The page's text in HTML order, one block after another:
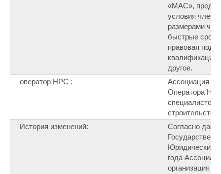
«МАС»,
условия
размерами
быстрые сроки
правовая
квалификации
другое.
оператор НРС :
Ассоциация
Оператора
специалистов
строительства.
История изменений:
Согласно
Юридических
года
организация